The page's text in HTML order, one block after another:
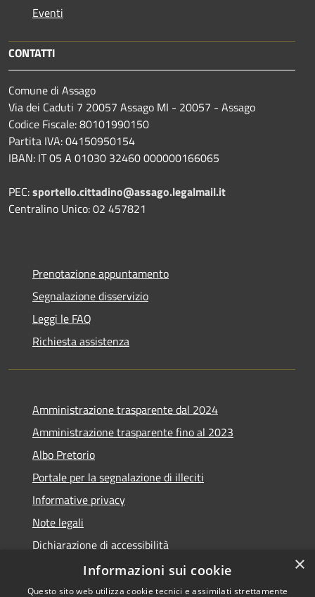
Eventi
CONTATTI
Comune di Assago
Via dei Caduti 7 20057 Assago MI - 20057 - Assago
Codice Fiscale: 80101990150
Partita IVA: 04150950154
IBAN: IT 05 A 01030 32460 000000166065
PEC:sportello.cittadino@assago.legalmail.it
Centralino Unico: 02 457821
Prenotazione appuntamento
Segnalazione disservizio
Leggi le FAQ
Richiesta assistenza
Amministrazione trasparente dal 2024
Amministrazione trasparente fino al 2023
Albo Pretorio
Portale per la segnalazione di illeciti
Informative privacy
Note legali
Dichiarazione di accessibilità
Segnalazioni di inaccessibilità
×
Informazioni sui cookie
Questo sito web utilizza cookie tecnici e assimilati strettamente